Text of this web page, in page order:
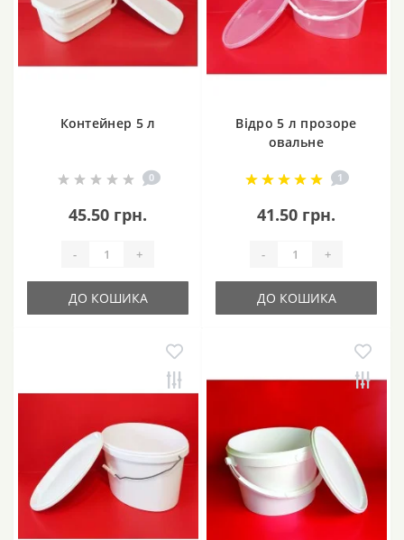
Контейнер 5 л
0
45.50 грн.
- +
ДО КОШИКА
Відро 5 л прозоре
овальне
1
41.50 грн.
- +
ДО КОШИКА